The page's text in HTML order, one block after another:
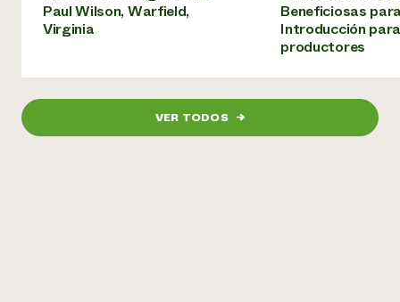
Paul Wilson, Warfield,
Virginia
Beneficiosas
Introducción para
productores
VER TODOS →